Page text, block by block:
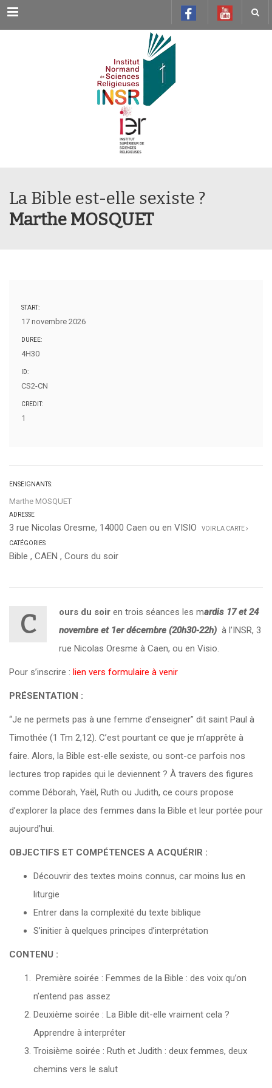
Menu
La Bible est-elle sexiste ?
Marthe MOSQUET
START:
17 novembre 2026
DUREE:
4H30
ID:
CS2-CN
CREDIT:
1
ENSEIGNANTS:
Marthe MOSQUET
ADRESSE
3 rue Nicolas Oresme, 14000 Caen ou en VISIO VOIR LA CARTE
CATÉGORIES
Bible , CAEN , Cours du soir
C ours du soir en trois séances les mardis 17 et 24
novembre et 1er décembre (20h30-22h) à l’INSR, 3
rue Nicolas Oresme à Caen, ou en Visio.
Pour s’inscrire : lien vers formulaire à venir
PRÉSENTATION :
“Je ne permets pas à une femme d’enseigner” dit saint Paul à
Timothée (1 Tm 2,12). C’est pourtant ce que je m’apprête à
faire. Alors, la Bible est-elle sexiste, ou sont-ce parfois nos
lectures trop rapides qui le deviennent ? À travers des figures
comme Déborah, Yaël, Ruth ou Judith, ce cours propose
d’explorer la place des femmes dans la Bible et leur portée pour
aujourd’hui.
OBJECTIFS ET COMPÉTENCES A ACQUÉRIR :
Découvrir des textes moins connus, car moins lus en
liturgie
Entrer dans la complexité du texte biblique
S’initier à quelques principes d’interprétation
CONTENU :
Première soirée : Femmes de la Bible : des voix qu’on
n’entend pas assez
Deuxième soirée : La Bible dit-elle vraiment cela ?
Apprendre à interpréter
Troisième soirée : Ruth et Judith : deux femmes, deux
chemins vers le salut